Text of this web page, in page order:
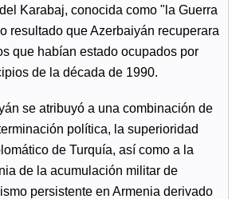
Karabaj, conocida como "la Guerra
resultado que Azerbaiyán recuperara
que habían estado ocupados por
de la década de 1990.
se atribuyó a una combinación de
política, la superioridad
de Turquía, así como a la
de la acumulación militar de
persistente en Armenia derivado